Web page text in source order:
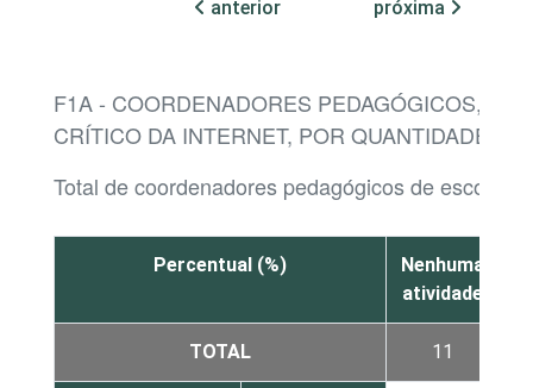
anterior
próxima
F1A - COORDENADORES PEDAGÓGICOS,
CRÍTICO DA INTERNET, POR QUANTIDADE DE
Total de coordenadores pedagógicos de escolas
Percentual (%)
Nenhuma
atividade
TOTAL 11